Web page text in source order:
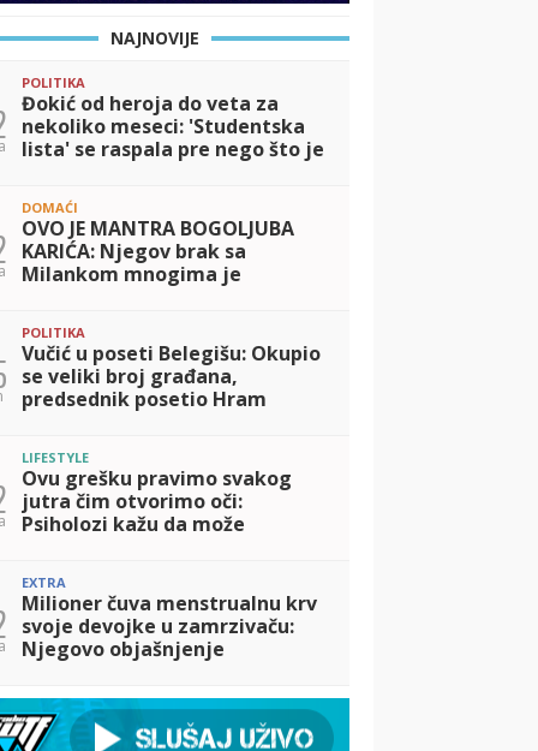
NAJNOVIJE
POLITIKA
Đokić od heroja do veta za
nekoliko meseci: 'Studentska
lista' se raspala pre nego što je
DOMAĆI
OVO JE MANTRA BOGOLJUBA
KARIĆA: Njegov brak sa
Milankom mnogima je
TAJNA srećnog života!
POLITIKA
Vučić u poseti Belegišu: Okupio
se veliki broj građana,
predsednik posetio Hram
LIFESTYLE
Ovu grešku pravimo svakog
jutra čim otvorimo oči:
Psiholozi kažu da može
EXTRA
Milioner čuva menstrualnu krv
svoje devojke u zamrzivaču:
Njegovo objašnjenje